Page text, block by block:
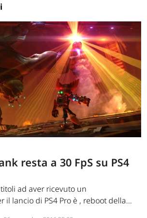
resta a 30 FpS su PS4
ad aver ricevuto un
il lancio di PS4 Pro è , reboot della...